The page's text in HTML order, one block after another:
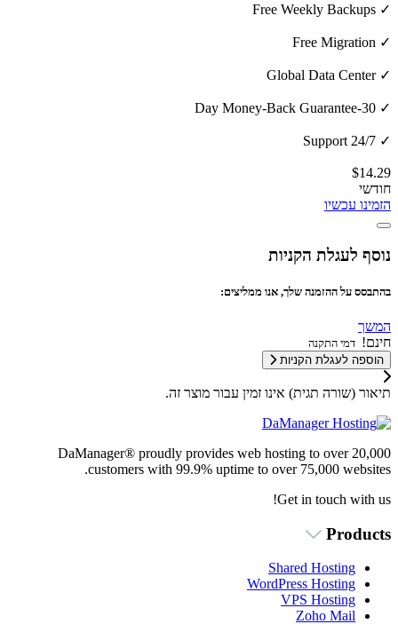
✓ Free Weekly Backups
✓ Free Migration
✓ Global Data Center
✓ 30-Day Money-Back Guarantee
✓ 24/7 Support
$14.29
חודשי
הזמינו עכשיו
נוסף לעגלת הקניות
בהתבסס על ההזמנה שלך, אנו ממליצים:
המשך
חינם! דמי התקנה
הוספה לעגלת הקניות
תיאור (שורה תגית) אינו זמין עבור מוצר זה.
DaManager® proudly provides web hosting to over 20,000
customers with 99.9% uptime to over 75,000 websites.
Get in touch with us!
Products
Shared Hosting
WordPress Hosting
VPS Hosting
Zoho Mail